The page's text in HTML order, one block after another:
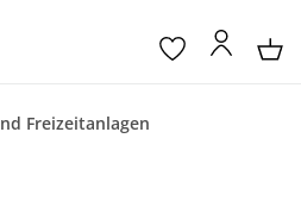
Freizeitanlagen